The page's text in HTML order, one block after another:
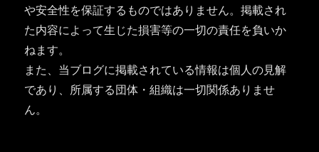
や安全性を保証するものではありません。掲載され
た内容によって生じた損害等の一切の責任を負いか
ねます。
また、当ブログに掲載されている情報は個人の見解
であり、所属する団体・組織は一切関係ありませ
ん。